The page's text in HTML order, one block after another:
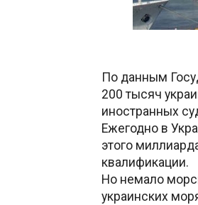
По данным
200 тысяч
иностранных
Ежегодно в
этого
квалификации.
Но немало
украинских